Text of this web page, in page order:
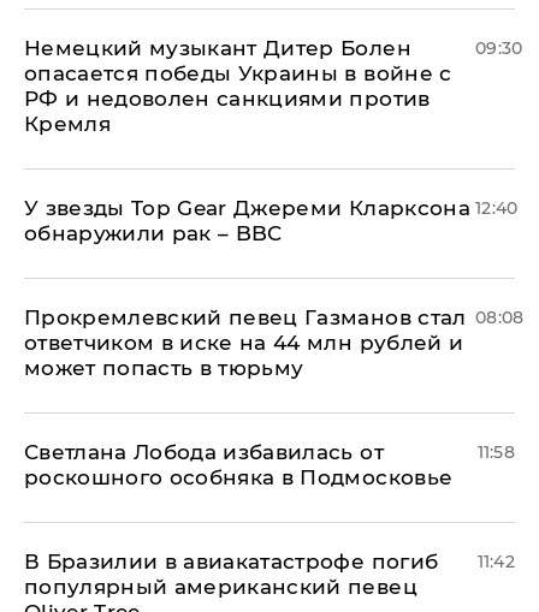
Немецкий музыкант Дитер Болен
опасается победы Украины в войне с
РФ и недоволен санкциями против
Кремля
09:30
У звезды Top Gear Джереми Кларксона
обнаружили рак – BBC
12:40
Прокремлевский певец Газманов стал
ответчиком в иске на 44 млн рублей и
может попасть в тюрьму
08:08
Светлана Лобода избавилась от
роскошного особняка в Подмосковье
11:58
В Бразилии в авиакатастрофе погиб
популярный американский певец
11:42